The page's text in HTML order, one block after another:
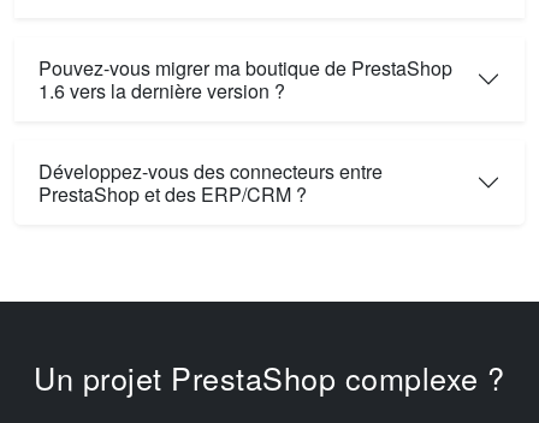
Pouvez-vous migrer ma boutique de PrestaShop
1.6 vers la dernière version ?
Développez-vous des connecteurs entre
PrestaShop et des ERP/CRM ?
Un projet PrestaShop complexe ?